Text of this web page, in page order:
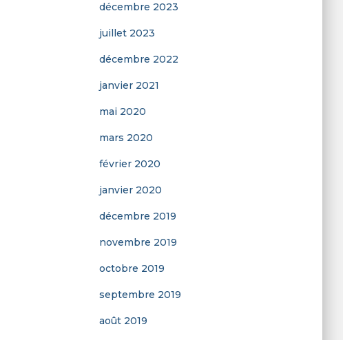
décembre 2023
juillet 2023
décembre 2022
janvier 2021
mai 2020
mars 2020
février 2020
janvier 2020
décembre 2019
novembre 2019
octobre 2019
septembre 2019
août 2019